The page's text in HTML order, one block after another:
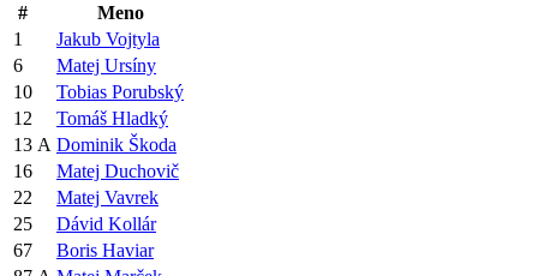
#
Meno
1
Jakub Vojtyla
6
Matej Ursíny
10
Tobias Porubský
12
Tomáš Hladký
13 A Dominik Škoda
16
Matej Duchovič
22
Matej Vavrek
25
Dávid Kollár
67
Boris Haviar